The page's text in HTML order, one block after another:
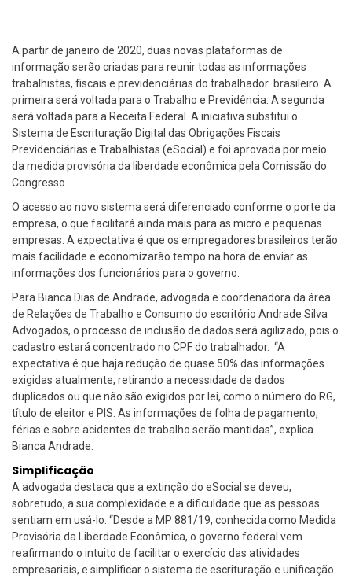
A partir de janeiro de 2020, duas novas plataformas de
informação serão criadas para reunir todas as informações
trabalhistas, fiscais e previdenciárias do trabalhador brasileiro. A
primeira será voltada para o Trabalho e Previdência. A segunda
será voltada para a Receita Federal. A iniciativa substitui o
Sistema de Escrituração Digital das Obrigações Fiscais
Previdenciárias e Trabalhistas (eSocial) e foi aprovada por meio
da medida provisória da liberdade econômica pela Comissão do
Congresso.
O acesso ao novo sistema será diferenciado conforme o porte da
empresa, o que facilitará ainda mais para as micro e pequenas
empresas. A expectativa é que os empregadores brasileiros terão
mais facilidade e economizarão tempo na hora de enviar as
informações dos funcionários para o governo.
Para Bianca Dias de Andrade, advogada e coordenadora da área
de Relações de Trabalho e Consumo do escritório Andrade Silva
Advogados, o processo de inclusão de dados será agilizado, pois o
cadastro estará concentrado no CPF do trabalhador. “A
expectativa é que haja redução de quase 50% das informações
exigidas atualmente, retirando a necessidade de dados
duplicados ou que não são exigidos por lei, como o número do RG,
título de eleitor e PIS. As informações de folha de pagamento,
férias e sobre acidentes de trabalho serão mantidas”, explica
Bianca Andrade.
Simplificação
A advogada destaca que a extinção do eSocial se deveu,
sobretudo, a sua complexidade e a dificuldade que as pessoas
sentiam em usá-lo. “Desde a MP 881/19, conhecida como Medida
Provisória da Liberdade Econômica, o governo federal vem
reafirmando o intuito de facilitar o exercício das atividades
empresariais, e simplificar o sistema de escrituração e unificação